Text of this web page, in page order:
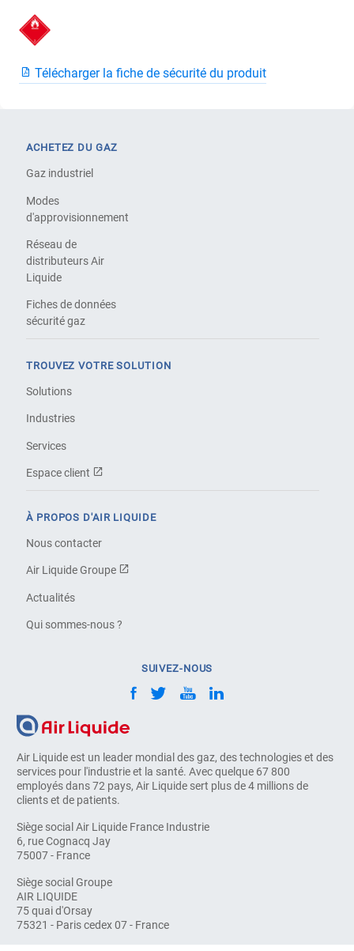
Télécharger la fiche de sécurité du produit
Air Liquide est un leader mondial des gaz, des technologies et des
services pour l'industrie et la santé. Avec quelque 67 800
employés dans 72 pays, Air Liquide sert plus de 4 millions de
clients et de patients.
Siège social Air Liquide France Industrie
6, rue Cognacq Jay
75007 - France
Siège social Groupe
AIR LIQUIDE
75 quai d'Orsay
75321 - Paris cedex 07 - France
ACHETEZ DU GAZ
Gaz industriel
Modes
d'approvisionnement
Réseau de
distributeurs Air
Liquide
Fiches de données
sécurité gaz
TROUVEZ VOTRE SOLUTION
Solutions
Industries
Services
Espace client
À PROPOS D'AIR LIQUIDE
Nous contacter
Air Liquide Groupe
Actualités
Qui sommes-nous ?
SUIVEZ-NOUS